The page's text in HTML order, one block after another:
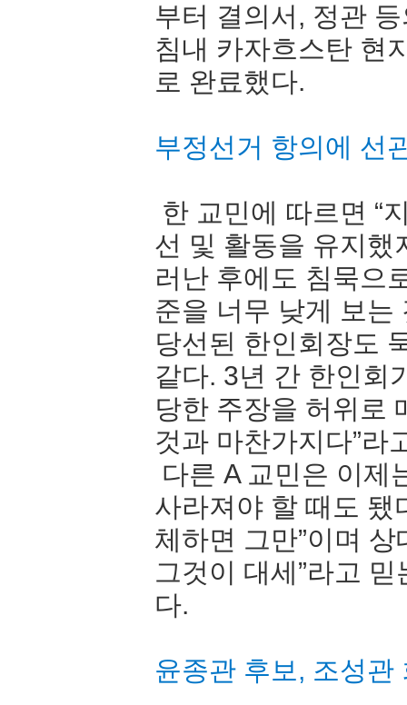
부터 결의서, 정관
침내 카자흐스탄 현
로 완료했다.
부정선거 항의에 선
한 교민에 따르면 “
선 및 활동을 유지했
러난 후에도 침묵으
준을 너무 낮게 보는
당선된 한인회장도
같다. 3년 간 한인회
당한 주장을 허위로
것과 마찬가지다”
다른 A 교민은 이제
사라져야 할 때도 됐
체하면 그만”이며
그것이 대세”라고
다.
윤종관 후보, 조성관